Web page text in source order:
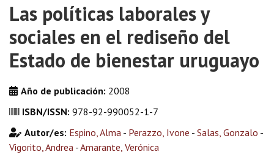
Las políticas laborales y
sociales en el rediseño del
Estado de bienestar uruguayo
Año de publicación: 2008
ISBN/ISSN: 978-92-990052-1-7
Autor/es: Espino, Alma - Perazzo, Ivone - Salas, Gonzalo -
Vigorito, Andrea -Amarante, Verónica